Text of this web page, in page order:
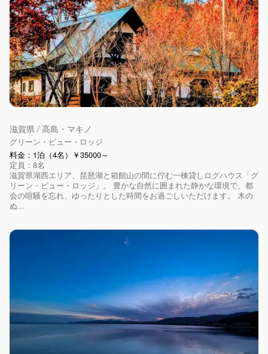
滋賀県 / 高島・マキノ
グリーン・ビュー・ロッジ
料金：1泊（4名）￥35000～
定員：8名
滋賀県湖西エリア、琵琶湖と箱館山の間に佇む一棟貸しログハウス「グ
リーン・ビュー・ロッジ」。 豊かな自然に囲まれた静かな環境で、都
会の喧騒を忘れ、ゆったりとした時間をお過ごしいただけます。 木の
ぬ...